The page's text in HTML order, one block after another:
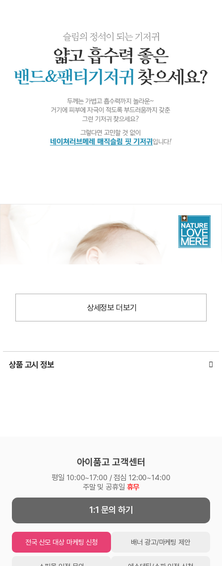
상세정보 더보기
상품 고시 정보
아이품고 고객센터
평일 10:00~17:00 / 점심 12:00~14:00
주말 및 공휴일 휴무
1:1 문의 하기
전국 산모 대상 마케팅 신청 배너 광고/마케팅 제안